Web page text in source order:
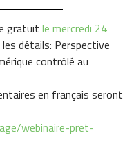
gratuit le mercredi 24
détails: Perspective
contrôlé au
en français seront
webinaire-pret-